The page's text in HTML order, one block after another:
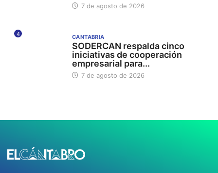
7 de agosto de 2026
4 CANTABRIA
SODERCAN respalda cinco
iniciativas de cooperación
empresarial para...
7 de agosto de 2026